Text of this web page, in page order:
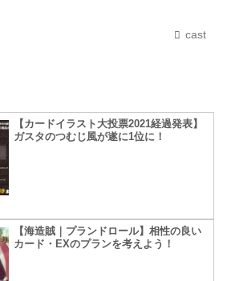
cast
【カードイラスト大投票2021経過発表】
ガスタのつむじ風が遂に1位に！
【海造賊｜プランドロール】相性の良い
カード・EXのプランを考えよう！